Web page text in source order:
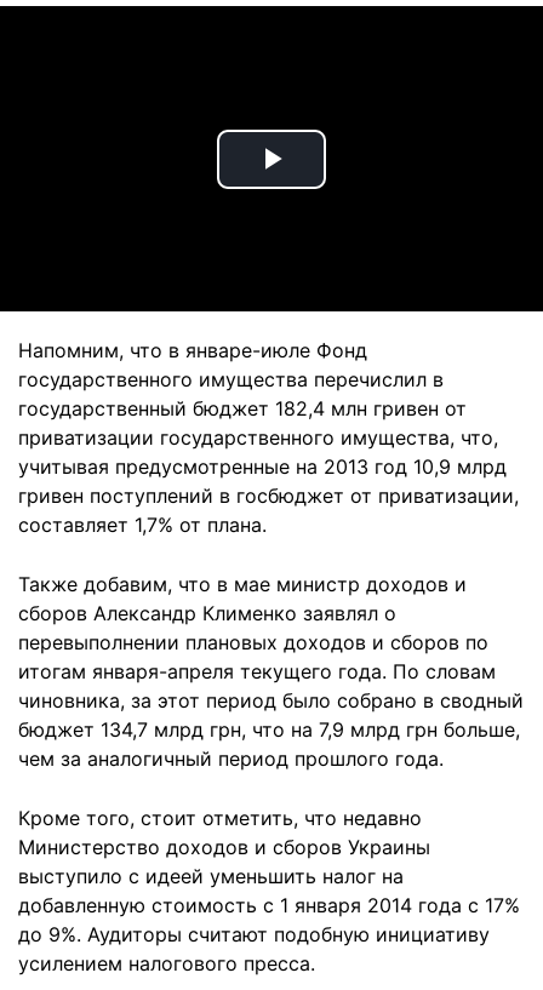
Play
Напомним, что в январе-июле Фонд
государственного имущества перечислил в
государственный бюджет 182,4 млн гривен от
приватизации государственного имущества, что,
учитывая предусмотренные на 2013 год 10,9 млрд
гривен поступлений в госбюджет от приватизации,
составляет 1,7% от плана.
Также добавим, что в мае министр доходов и
сборов Александр Клименко заявлял о
перевыполнении плановых доходов и сборов по
итогам января-апреля текущего года. По словам
чиновника, за этот период было собрано в сводный
бюджет 134,7 млрд грн, что на 7,9 млрд грн больше,
чем за аналогичный период прошлого года.
Кроме того, стоит отметить, что недавно
Министерство доходов и сборов Украины
выступило с идеей уменьшить налог на
добавленную стоимость с 1 января 2014 года с 17%
до 9%. Аудиторы считают подобную инициативу
усилением налогового пресса.